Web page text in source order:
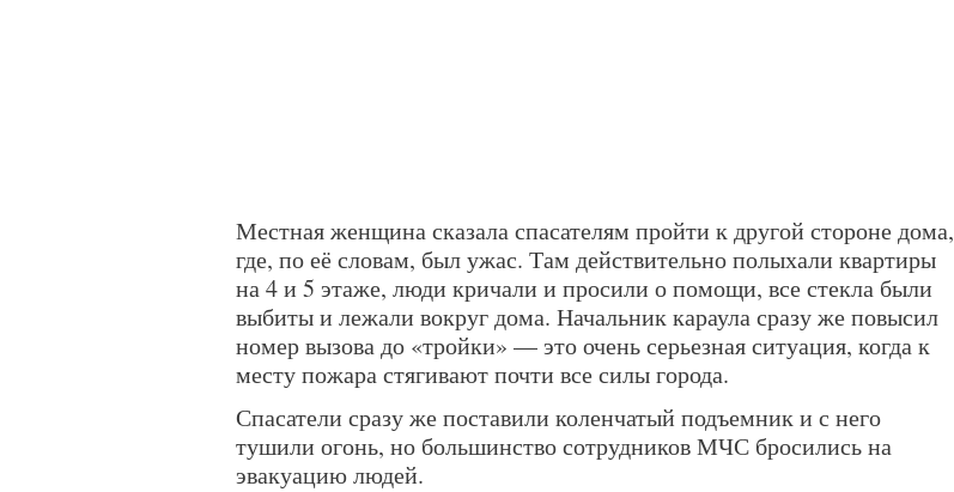
Местная женщина сказала спасателям пройти к другой стороне дома,
где, по её словам, был ужас. Там действительно полыхали квартиры
на 4 и 5 этаже, люди кричали и просили о помощи, все стекла были
выбиты и лежали вокруг дома. Начальник караула сразу же повысил
номер вызова до «тройки» — это очень серьезная ситуация, когда к
месту пожара стягивают почти все силы города.
Спасатели сразу же поставили коленчатый подъемник и с него
тушили огонь, но большинство сотрудников МЧС бросились на
эвакуацию людей.